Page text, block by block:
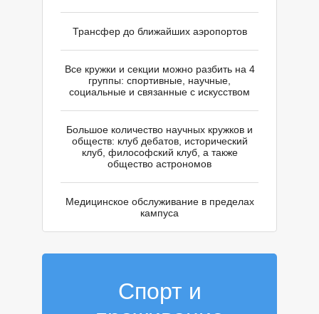
Ч
Трансфер до ближайших аэропортов
Все кружки и секции можно разбить на 4
группы: спортивные, научные,
социальные и связанные с искусством
Большое количество научных кружков и
обществ: клуб дебатов, исторический
клуб, философский клуб, а также
общество астрономов
Медицинское обслуживание в пределах
кампуса
Спорт и